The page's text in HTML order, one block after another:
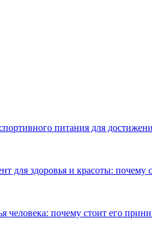
питания для
для здоровья и красоты: почему
человека: почему стоит его